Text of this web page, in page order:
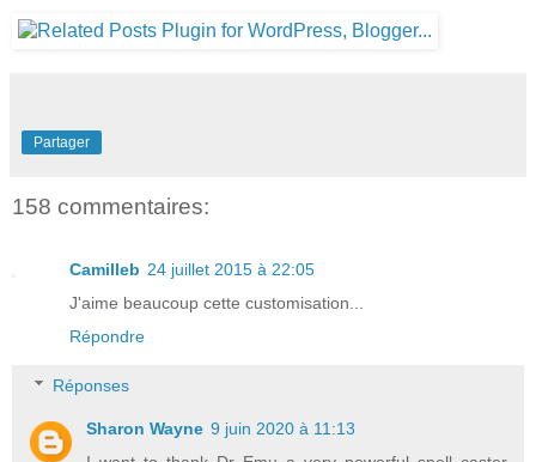
Partager
158 commentaires:
Camilleb 24 juillet 2015 à 22:05
J'aime beaucoup cette customisation...
Répondre
Réponses
Sharon Wayne 9 juin 2020 à 11:13